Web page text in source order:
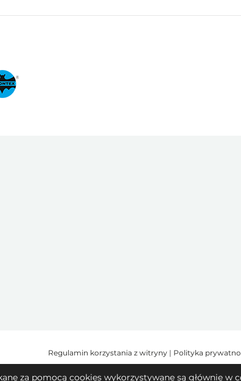
za pomocą cookies wykorzystywane są głównie w
Regulamin korzystania z witryny | Polityka